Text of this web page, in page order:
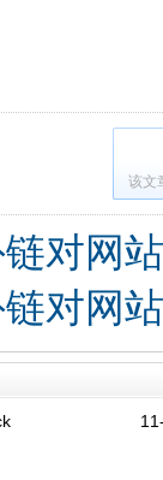
该文
对网
对网